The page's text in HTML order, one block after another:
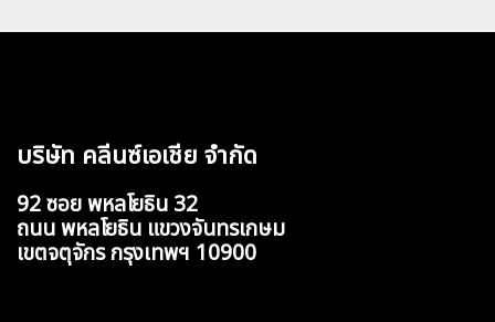
บริษัท คลีนซ์เอเชีย จำกัด
92 ซอย พหลโยธิน 32
ถนน พหลโยธิน แขวงจันทรเกษม
เขตจตุจักร กรุงเทพฯ 10900